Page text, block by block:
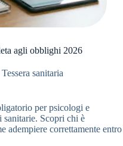
agli obblighi 2026
sanitaria
per psicologi e
sanitarie. Scopri chi è
adempiere correttamente entro